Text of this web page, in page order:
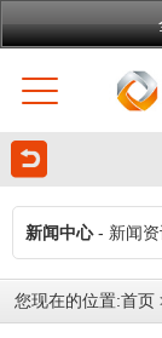
新闻中心- 新闻资
您现在的位置:首页